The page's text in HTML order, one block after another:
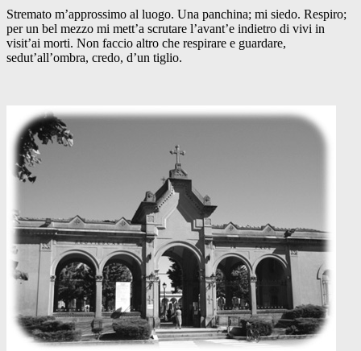
Stremato m’approssimo al luogo. Una panchina; mi siedo. Respiro;
per un bel mezzo mi mett’a scrutare l’avant’e indietro di vivi in
visit’ai morti. Non faccio altro che respirare e guardare,
sedut’all’ombra, credo, d’un tiglio.